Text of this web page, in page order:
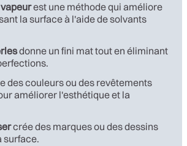
est une méthode qui améliore
la surface à l'aide de solvants
donne un fini mat tout en éliminant
des couleurs ou des revêtements
améliorer l'esthétique et la
crée des marques ou des dessins
surface.